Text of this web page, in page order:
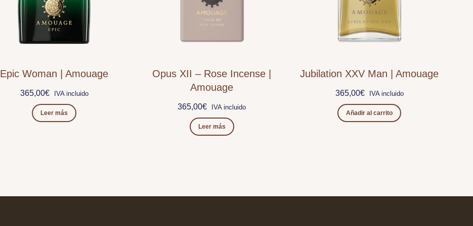
Epic Woman | Amouage
365,00€ IVA incluido
Leer más
Opus XII – Rose Incense |
Amouage
365,00€ IVA incluido
Leer más
Jubilation XXV Man | Amouage
365,00€ IVA incluido
Añadir al carrito